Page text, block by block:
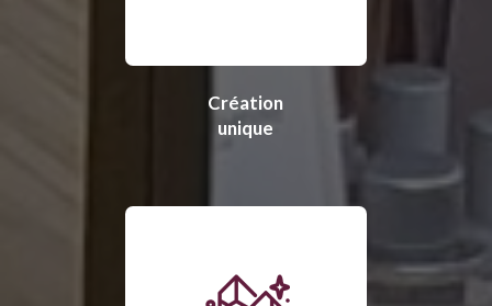
Création
unique